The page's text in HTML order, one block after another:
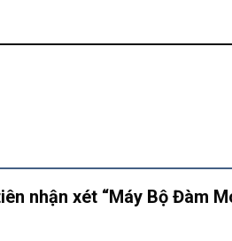
nhận xét “Máy Bộ Đàm